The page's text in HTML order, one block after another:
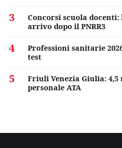
3
Concorsi scuola
arrivo dopo il PNRR3
4
Professioni sanitarie
test
5
Friuli Venezia Giulia:
personale ATA